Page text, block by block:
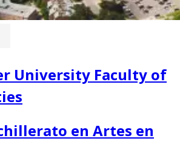
University Faculty of
en Artes en